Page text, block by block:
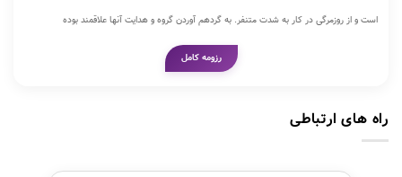
است و از روزمرگی در کار به شدت متنفر. به گردهم آوردن گروه و هدایت آنها علاقمند بوده
رزومه کامل
راه های ارتباطی